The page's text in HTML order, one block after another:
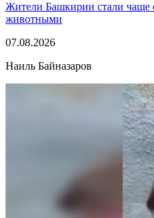
Жители Башкирии стали чаще
животными
07.08.2026
Наиль Байназаров